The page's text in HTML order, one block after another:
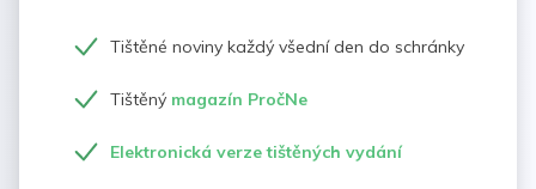
Tištěné noviny každý všední den do schránky
Tištěný magazín PročNe
Elektronická verze tištěných vydání